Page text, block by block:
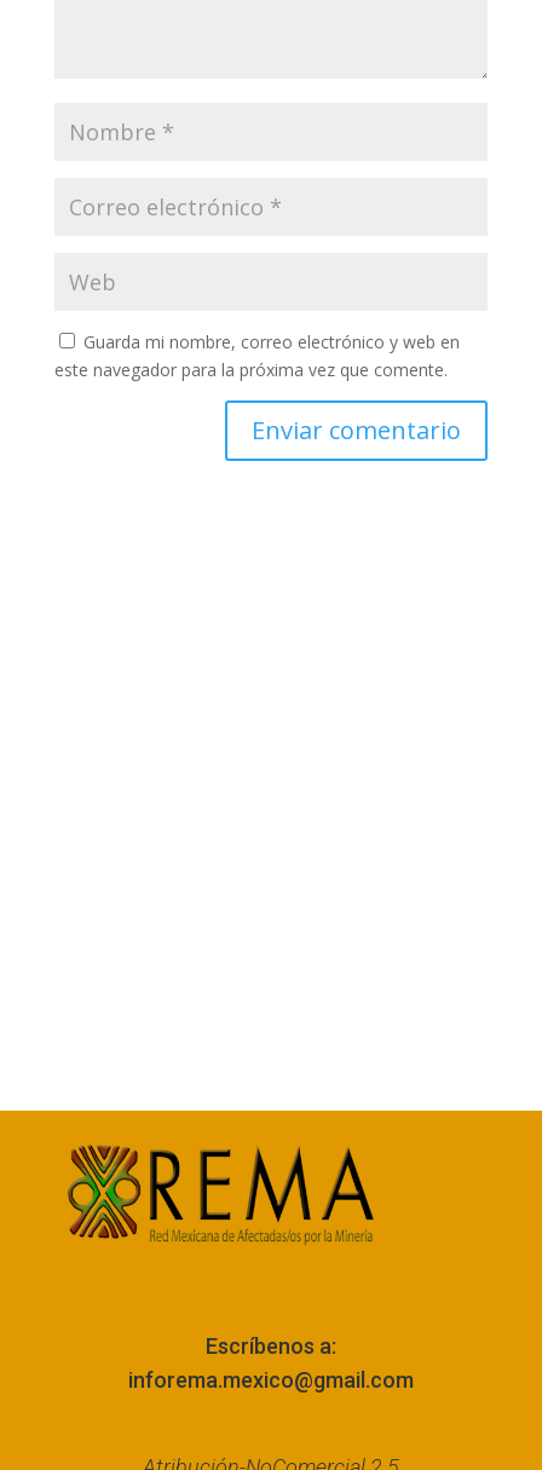
Guarda mi nombre, correo electrónico y web en
este navegador para la próxima vez que comente.
Escríbenos a:
inforema.mexico@gmail.com